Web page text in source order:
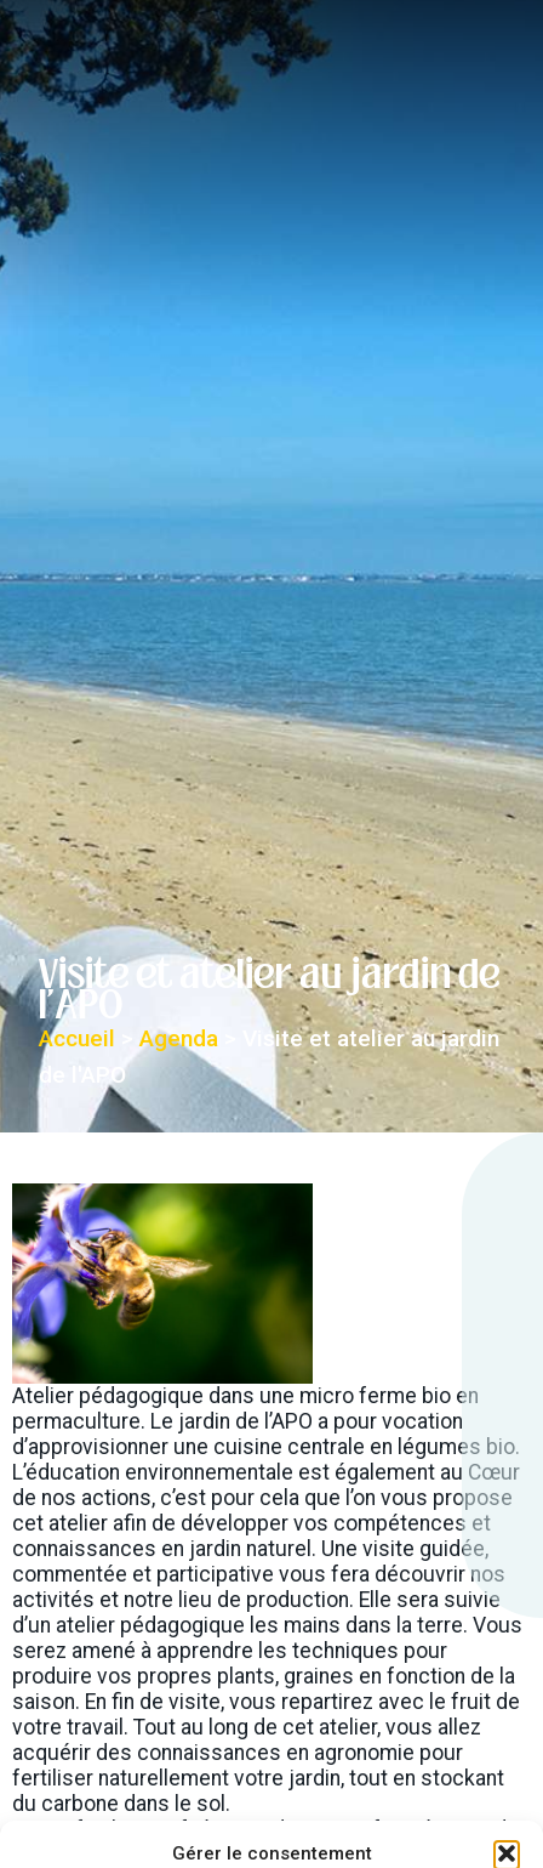
Gérer le consentement
principal
Visite et atelier au jardin de
l'APO
Accueil Agenda
Visite et atelier au jardin
de l'APO
Atelier pédagogique dans une micro ferme bio en
permaculture. Le jardin de l’APO a pour vocation
d’approvisionner une cuisine centrale en légumes bio.
L’éducation environnementale est également au Cœur
de nos actions, c’est pour cela que l’on vous propose
cet atelier afin de développer vos compétences et
connaissances en jardin naturel. Une visite guidée,
commentée et participative vous fera découvrir nos
activités et notre lieu de production. Elle sera suivie
d’un atelier pédagogique les mains dans la terre. Vous
serez amené à apprendre les techniques pour
produire vos propres plants, graines en fonction de la
saison. En fin de visite, vous repartirez avec le fruit de
votre travail. Tout au long de cet atelier, vous allez
acquérir des connaissances en agronomie pour
fertiliser naturellement votre jardin, tout en stockant
du carbone dans le sol.
Tarif : Plein tarif : à partir de 18 €, Enfant : à partir de
9 € (6 à 16 ans). Gratuit pour les moins de 6 ans.